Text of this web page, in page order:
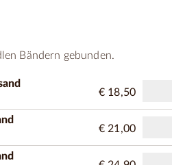
Bändern gebunden.
€ 18,50
€ 21,00